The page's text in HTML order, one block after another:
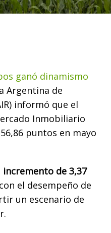
ganó dinamismo
Argentina de
informó que el
Inmobiliario
puntos en mayo
incremento de 3,37
el desempeño de
un escenario de